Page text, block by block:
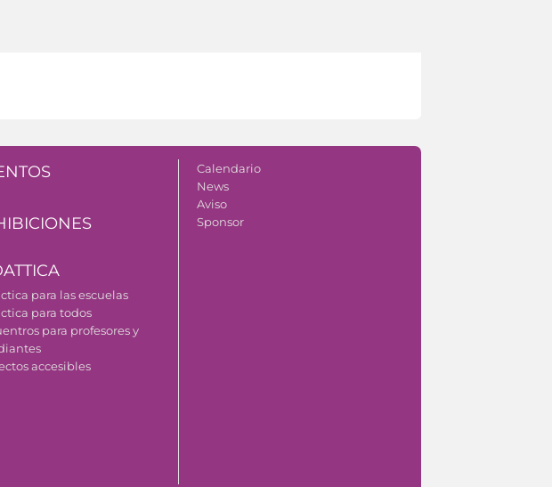
para las escuelas
para todos
para profesores y
accesibles
Calendario
News
Aviso
Sponsor